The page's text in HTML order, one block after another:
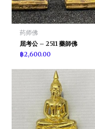
药师佛
屈考公 – 2511 藥師佛
฿2,600.00